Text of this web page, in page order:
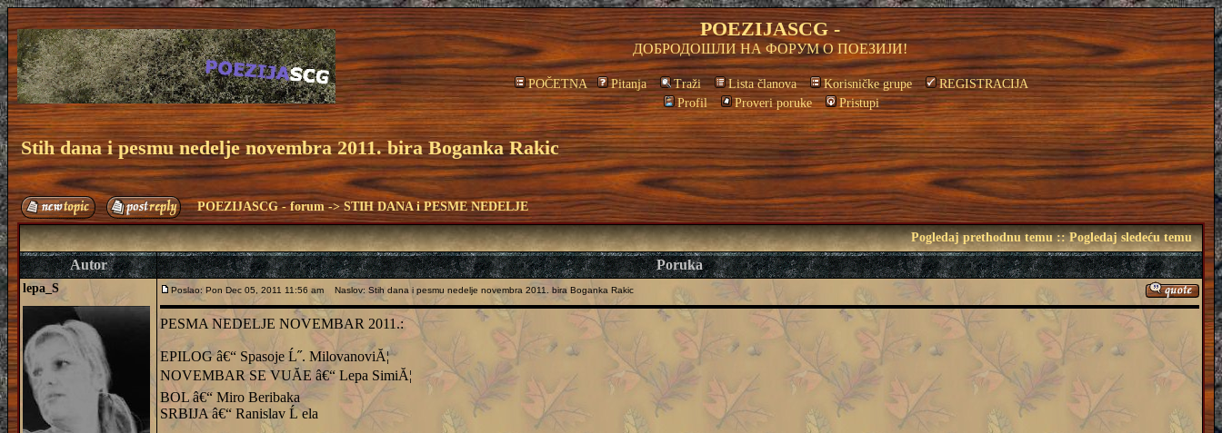
POEZIJASCG -
ДОБРОДОШЛИ НА ФОРУМ О ПОЕЗИЈИ!
POČETNA Pitanja Traži Lista članova Korisničke grupe
REGISTRACIJA
Profil
Proveri poruke Pristupi
Stih dana i pesmu nedelje novembra 2011. bira Boganka Rakic
POEZIJASCG - forum ->STIH DANA i PESME NEDELJE
Pogledaj prethodnu temu::Pogledaj sledeću temu
Autor Poruka
lepa_S Poslao: Pon Dec 05, 2011 11:56 am Naslov: Stih dana i pesmu nedelje novembra 2011. bira Boganka Rakic
PESMA NEDELJE NOVEMBAR 2011.:
EPILOG â€“ Spasoje Ĺ˝. MilovanoviĂ¦
NOVEMBAR SE VUĂE â€“ Lepa SimiĂ¦
BOL â€“ Miro Beribaka
SRBIJA â€“ Ranislav Ĺ ela